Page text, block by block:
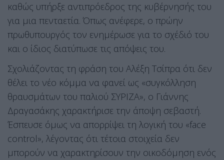
καθώς υπήρξε αντιπρόεδρος της κυβέρνησής του
για μια πενταετία. Όπως ανέφερε, ο πρώην
πρωθυπουργός τον ενημέρωσε για το σχέδιό του
και ο ίδιος διατύπωσε τις απόψεις του.
Σχολιάζοντας τη φράση του Αλέξη Τσίπρα ότι δεν
θέλει το νέο κόμμα να φανεί ως «συγκόλληση
θραυσμάτων του παλιού ΣΥΡΙΖΑ», ο Γιάννης
Δραγασάκης χαρακτήρισε την άποψη σεβαστή.
Έσπευσε όμως να απορρίψει τη λογική του «face
control», λέγοντας ότι τέτοια στοιχεία δεν
μπορούν να χαρακτηρίσουν την οικοδόμηση ενός